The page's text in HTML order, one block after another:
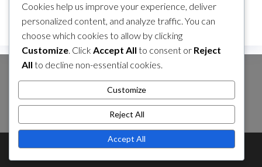
February 2026
SUCHE
Search
Theme byEnvoThemes
Cookies help us improve your experience, deliver
personalized content, and analyze traffic. You can
choose which cookies to allow by clicking
Customize. Click Accept All to consent or Reject
All to decline non-essential cookies.
Customize
Reject All
Accept All